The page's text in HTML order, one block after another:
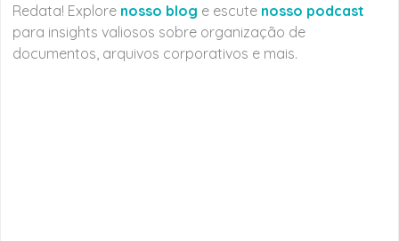
Redata! Explore nosso blog e escute nosso podcast
para insights valiosos sobre organização de
documentos, arquivos corporativos e mais.